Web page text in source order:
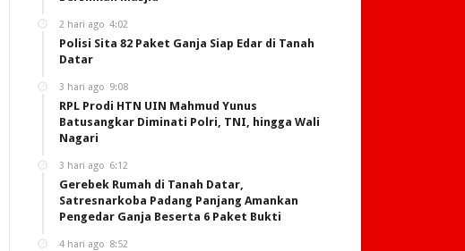
2 hari ago 4:02
Polisi Sita 82 Paket Ganja Siap Edar di Tanah
Datar
3 hari ago 9:08
RPL Prodi HTN UIN Mahmud Yunus
Batusangkar Diminati Polri, TNI, hingga Wali
Nagari
3 hari ago 6:12
Gerebek Rumah di Tanah Datar,
Satresnarkoba Padang Panjang Amankan
Pengedar Ganja Beserta 6 Paket Bukti
4 hari ago 8:52